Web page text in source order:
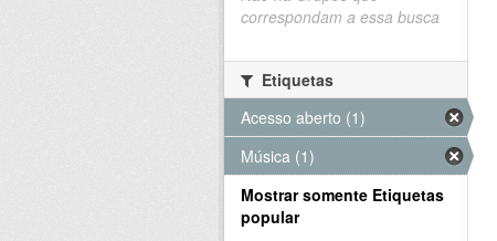
correspondam a essa busca
Etiquetas
Acesso aberto (1)
Música (1)
Mostrar somente Etiquetas
popular